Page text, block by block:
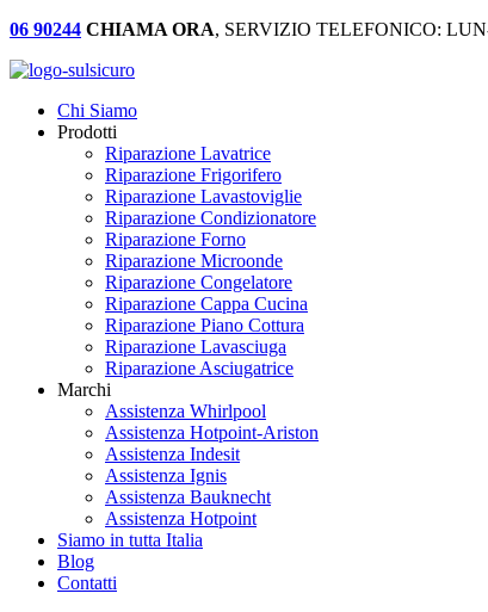
06 90244 CHIAMA ORA, SERVIZIO TELEFONICO:
Chi Siamo
Prodotti
Riparazione Lavatrice
Riparazione Frigorifero
Riparazione Lavastoviglie
Riparazione Condizionatore
Riparazione Forno
Riparazione Microonde
Riparazione Congelatore
Riparazione Cappa Cucina
Riparazione Piano Cottura
Riparazione Lavasciuga
Riparazione Asciugatrice
Marchi
Assistenza Whirlpool
Assistenza Hotpoint-Ariston
Assistenza Indesit
Assistenza Ignis
Assistenza Bauknecht
Assistenza Hotpoint
Siamo in tutta Italia
Blog
Contatti